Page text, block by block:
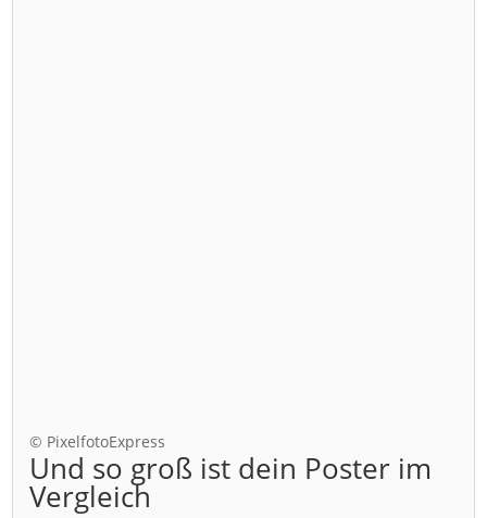
© PixelfotoExpress
Und so groß ist dein Poster im
Vergleich